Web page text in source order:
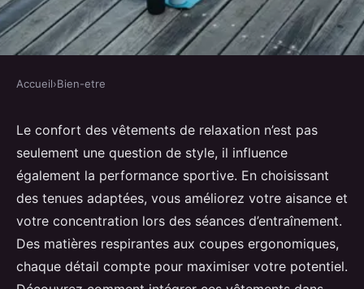
Comment les vêtements de
relaxation peuvent améliorer
votre séance de sport
Giulia• 28 octobre 2024•5 min de lecture
Accueil›Bien-etre
Le confort des vêtements de relaxation n’est pas
seulement une question de style, il influence
également la performance sportive. En choisissant
des tenues adaptées, vous améliorez votre aisance et
votre concentration lors des séances d’entraînement.
Des matières respirantes aux coupes ergonomiques,
chaque détail compte pour maximiser votre potentiel.